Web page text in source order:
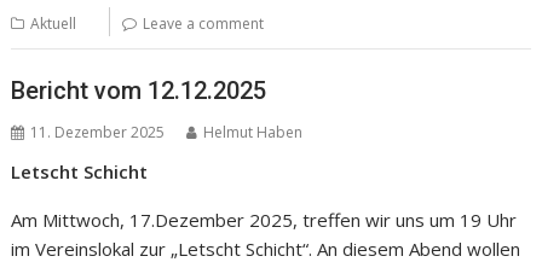
Aktuell Leave a comment
Bericht vom 12.12.2025
11. Dezember 2025 Helmut Haben
Letscht Schicht
Am Mittwoch, 17.Dezember 2025, treffen wir uns um 19 Uhr
im Vereinslokal zur „Letscht Schicht“. An diesem Abend wollen